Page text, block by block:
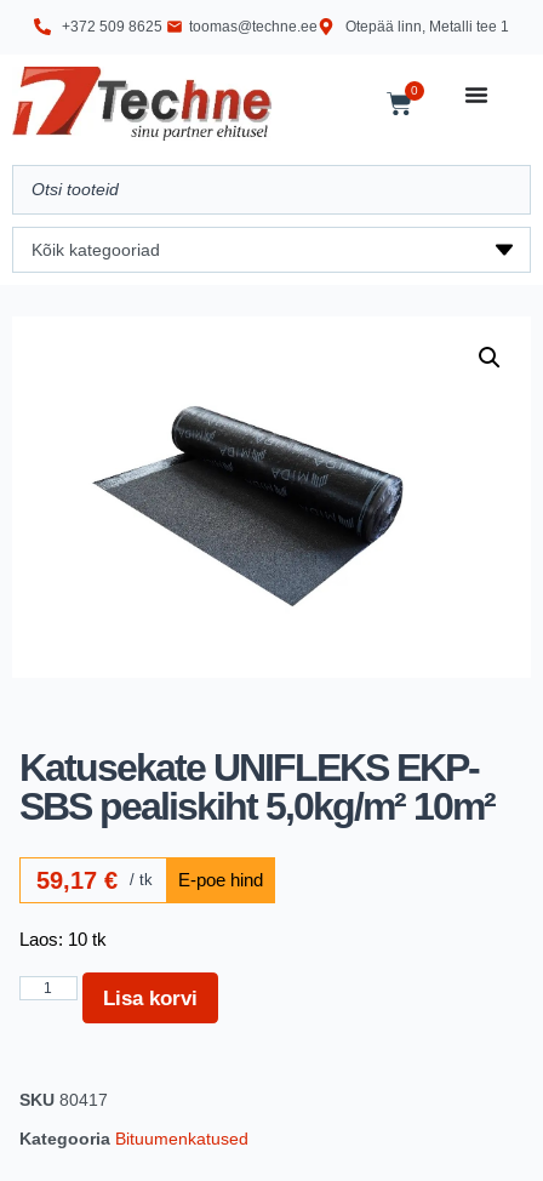
+372 509 8625 toomas@techne.ee Otepää linn, Metalli tee 1
0
Katusekate UNIFLEKS EKP-
SBS pealiskiht 5,0kg/m² 10m²
59,17€ tk
Laos: 10 tk
Lisa korvi
SKU 80417
Kategooria Bituumenkatused